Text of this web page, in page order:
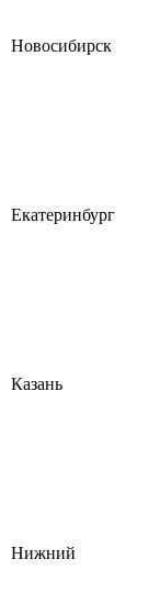
Новосибирск
Екатеринбург
Казань
Нижний